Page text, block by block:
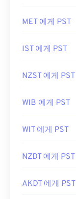
MET 에게 PST
IST 에게 PST
NZST 에게 PST
WIB 에게 PST
WIT 에게 PST
NZDT 에게 PST
AKDT 에게 PST